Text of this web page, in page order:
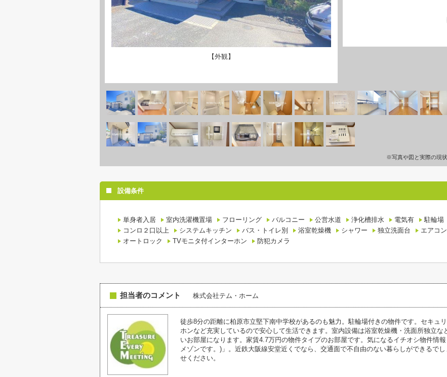
【外観】
※写真や図と実際の現
設備条件
単身者入居 室内洗濯機置場 フローリング バルコニー 公営水道 浄化槽排水 電気有 駐輪場
コンロ２口以上
システムキッチン バス・トイレ別 浴室乾燥機 シャワー 独立洗面台 エアコン
オートロック
TVモニタ付インターホン 防犯カメラ
担当者のコメント 株式会社テム・ホーム
徒歩8分の距離に柏原市立堅下南中学校があるのも魅力。駐輪場付きの物件です。セキュ
ホンなど充実しているので安心して生活できます。室内設備は浴室乾燥機・洗面所独立
いお部屋になります。家賃4.7万円の物件タイプのお部屋です。気になるイチオシ物件情
メゾンです。)」。近鉄大阪線安堂近くでなら、交通面で不自由のない暮らしができるで
せください。